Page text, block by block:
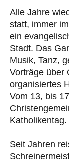
Alle Jahre
statt, immer
ein
Stadt. Das
Musik, Tanz,
Vorträge über
organisiertes
Vom 13, bis
Katholikentag.
Seit Jahren